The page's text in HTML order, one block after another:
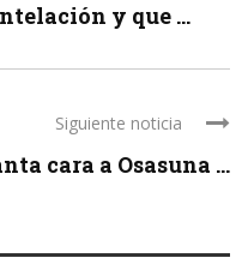
y que ...
Siguiente noticia
cara a Osasuna ...